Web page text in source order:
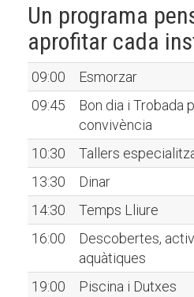
Un programa
aprofitar cada
09:00
Esmorzar
09:45
Bon dia i Trobada
convivència
10:30
Tallers
13:30
Dinar
14:30
Temps Lliure
16:00
Descobertes,
aquàtiques
19:00
Piscina i Dutxes